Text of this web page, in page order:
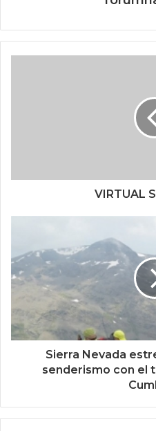
VIRTUAL
Sierra Nevada
senderismo con el